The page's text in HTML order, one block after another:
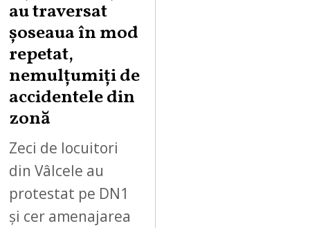
1
,
0
au traversat
șoseaua în mod
repetat,
nemulțumiți de
accidentele din
zonă
Zeci de locuitori
din Vâlcele au
protestat pe DN1
și cer amenajarea